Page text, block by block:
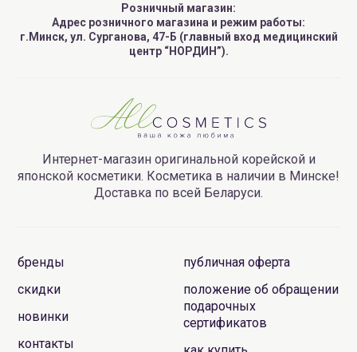
Розничный магазин:
Адрес розничного магазина и режим работы:
г.Минск, ул. Сурганова, 47-Б (главный вход медицинский
центр “НОРДИН”).
Интернет-магазин оригинальной корейской и
японской косметики. Косметика в наличии в Минске!
Доставка по всей Беларуси.
бренды
скидки
новинки
контакты
публичная оферта
положение об обращении
подарочных
сертификатов